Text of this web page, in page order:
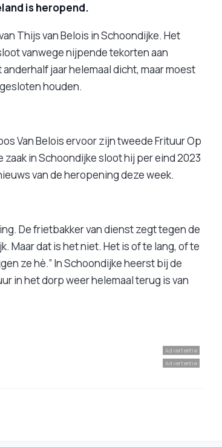
is heropend.
Thijs van Belois in Schoondijke. Het
vanwege nijpende tekorten aan
jaar helemaal dicht, maar moest
houden.
Van Belois ervoor zijn tweede Frituur Op
zaak in Schoondijke sloot hij per eind 2023
van de heropening deze week.
De frietbakker van dienst zegt tegen de
Maar dat is het niet. Het is of te lang, of te
ze hè.” In Schoondijke heerst bij de
in het dorp weer helemaal terug is van
Advertentie
Advertentie